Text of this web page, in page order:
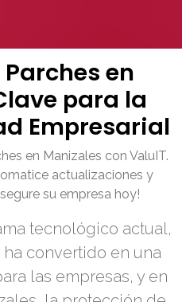
en
para la
Empresarial
en Manizales con ValuIT.
actualizaciones y
su empresa hoy!
tecnológico actual,
convertido en una
las empresas, y en